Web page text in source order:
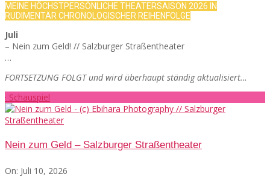
MEINE HÖCHSTPERSÖNLICHE THEATERSAISON 2026 IN
RUDIMENTÄR CHRONOLOGISCHER REIHENFOLGE
Juli
– Nein zum Geld! // Salzburger Straßentheater
…
FORTSETZUNG FOLGT und wird überhaupt ständig aktualisiert…
· Schauspiel
Nein zum Geld – Salzburger Straßentheater
On: Juli 10, 2026